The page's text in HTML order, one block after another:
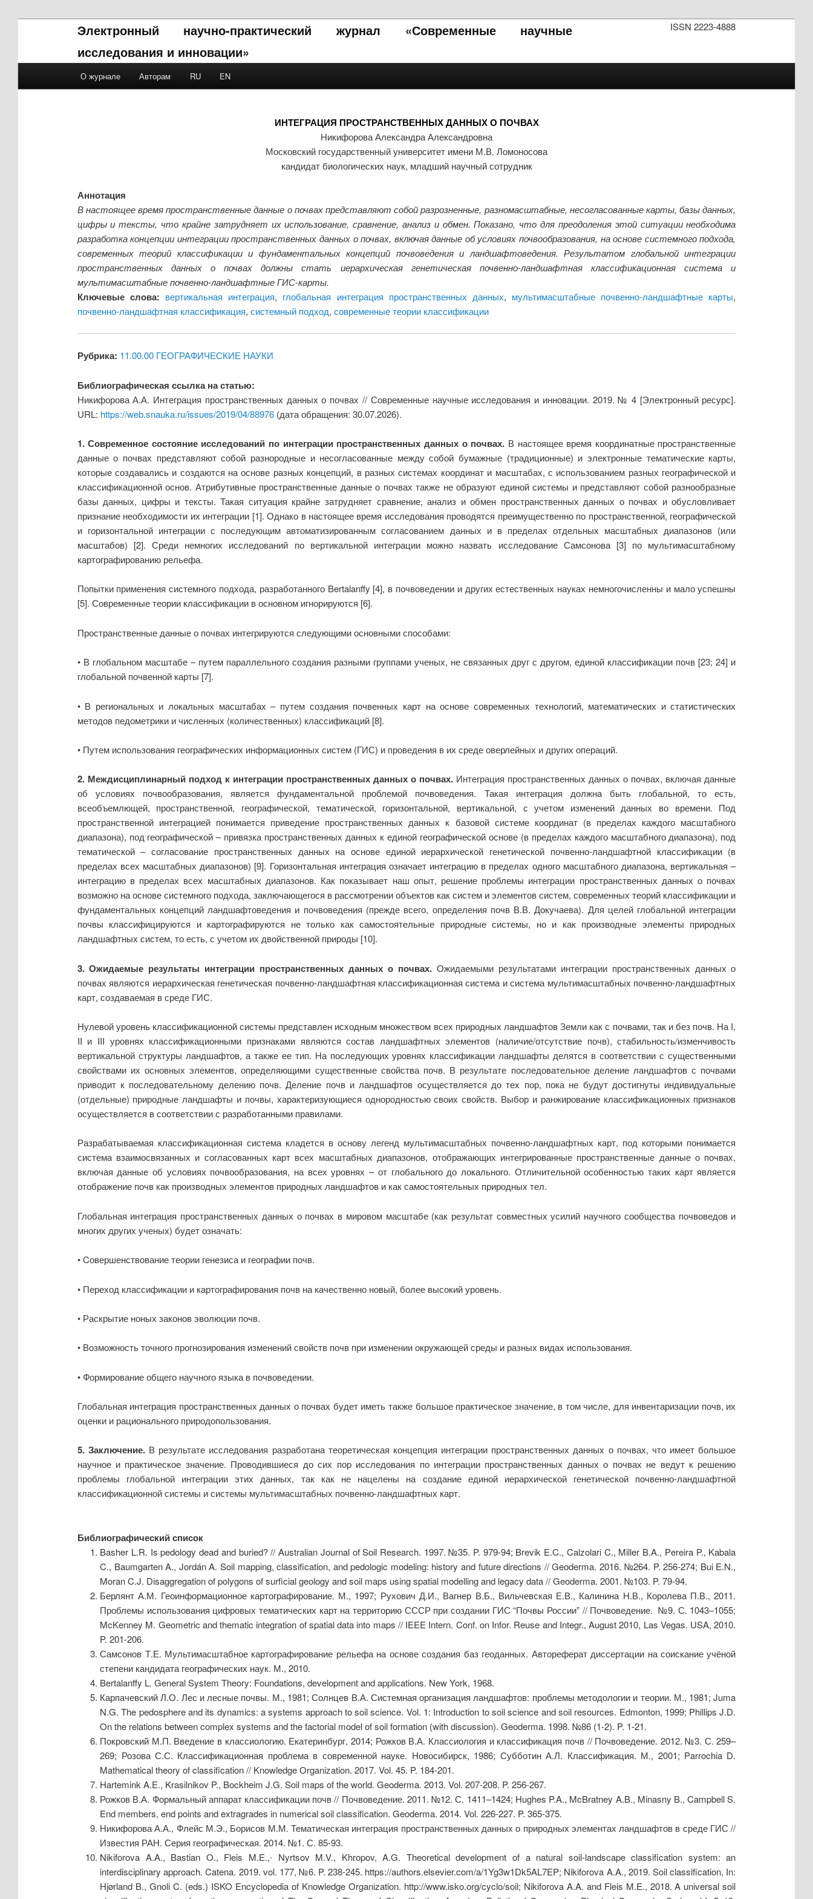
ISSN 2223-4888
Электронный научно-практический журнал «Современные научные
исследования и инновации»
Skip to primary content
Skip to secondary content
О журнале Авторам RU EN
ИНТЕГРАЦИЯ ПРОСТРАНСТВЕННЫХ ДАННЫХ О ПОЧВАХ
Никифорова Александра Александровна
Московский государственный университет имени М.В. Ломоносова
кандидат биологических наук, младший научный сотрудник
Аннотация
В настоящее время пространственные данные о почвах представляют собой разрозненные, разномасштабные, несогласованные карты, базы данных,
цифры и тексты, что крайне затрудняет их использование, сравнение, анализ и обмен. Показано, что для преодоления этой ситуации необходима
разработка концепции интеграции пространственных данных о почвах, включая данные об условиях почвообразования, на основе системного подхода,
современных теорий классификации и фундаментальных концепций почвоведения и ландшафтоведения. Результатом глобальной интеграции
пространственных данных о почвах должны стать иерархическая генетическая почвенно-ландшафтная классификационная система и
мультимасштабные почвенно-ландшафтные ГИС-карты.
Ключевые слова: вертикальная интеграция, глобальная интеграция пространственных данных, мультимасштабные почвенно-ландшафтные карты,
почвенно-ландшафтная классификация, системный подход, современные теории классификации
Рубрика: 11.00.00 ГЕОГРАФИЧЕСКИЕ НАУКИ
Библиографическая ссылка на статью:
Никифорова А.А. Интеграция пространственных данных о почвах // Современные научные исследования и инновации. 2019. № 4 [Электронный ресурс].
URL: https://web.snauka.ru/issues/2019/04/88976(дата обращения: 30.07.2026).
1. Современное состояние исследований по интеграции пространственных данных о почвах. В настоящее время координатные пространственные
данные о почвах представляют собой разнородные и несогласованные между собой бумажные (традиционные) и электронные тематические карты,
которые создавались и создаются на основе разных концепций, в разных системах координат и масштабах, с использованием разных географической и
классификационной основ. Атрибутивные пространственные данные о почвах также не образуют единой системы и представляют собой разнообразные
базы данных, цифры и тексты. Такая ситуация крайне затрудняет сравнение, анализ и обмен пространственных данных о почвах и обусловливает
признание необходимости их интеграции [1]. Однако в настоящее время исследования проводятся преимущественно по пространственной, географической
и горизонтальной интеграции с последующим автоматизированным согласованием данных и в пределах отдельных масштабных диапазонов (или
масштабов) [2]. Среди немногих исследований по вертикальной интеграции можно назвать исследование Самсонова [3] по мультимасштабному
картографированию рельефа.
Попытки применения системного подхода, разработанного Bertalanffy [4], в почвоведении и других естественных науках немногочисленны и мало успешны
[5]. Современные теории классификации в основном игнорируются [6].
Пространственные данные о почвах интегрируются следующими основными способами:
• В глобальном масштабе – путем параллельного создания разными группами ученых, не связанных друг с другом, единой классификации почв [23; 24] и
глобальной почвенной карты [7].
• В региональных и локальных масштабах – путем создания почвенных карт на основе современных технологий, математических и статистических
методов педометрики и численных (количественных) классификаций [8].
• Путем использования географических информационных систем (ГИС) и проведения в их среде оверлейных и других операций.
2. Междисциплинарный подход к интеграции пространственных данных о почвах. Интеграция пространственных данных о почвах, включая данные
об условиях почвообразования, является фундаментальной проблемой почвоведения. Такая интеграция должна быть глобальной, то есть,
всеобъемлющей, пространственной, географической, тематической, горизонтальной, вертикальной, с учетом изменений данных во времени. Под
пространственной интеграцией понимается приведение пространственных данных к базовой системе координат (в пределах каждого масштабного
диапазона), под географической – привязка пространственных данных к единой географической основе (в пределах каждого масштабного диапазона), под
тематической – согласование пространственных данных на основе единой иерархической генетической почвенно-ландшафтной классификации (в
пределах всех масштабных диапазонов) [9]. Горизонтальная интеграция означает интеграцию в пределах одного масштабного диапазона, вертикальная –
интеграцию в пределах всех масштабных диапазонов. Как показывает наш опыт, решение проблемы интеграции пространственных данных о почвах
возможно на основе системного подхода, заключающегося в рассмотрении объектов как систем и элементов систем, современных теорий классификации и
фундаментальных концепций ландшафтоведения и почвоведения (прежде всего, определения почв В.В. Докучаева). Для целей глобальной интеграции
почвы классифицируются и картографируются не только как самостоятельные природные системы, но и как производные элементы природных
ландшафтных систем, то есть, с учетом их двойственной природы [10].
3. Ожидаемые результаты интеграции пространственных данных о почвах. Ожидаемыми результатами интеграции пространственных данных о
почвах являются иерархическая генетическая почвенно-ландшафтная классификационная система и система мультимасштабных почвенно-ландшафтных
карт, создаваемая в среде ГИС.
Нулевой уровень классификационной системы представлен исходным множеством всех природных ландшафтов Земли как с почвами, так и без почв. На I,
II и III уровнях классификационными признаками являются состав ландшафтных элементов (наличие/отсутствие почв), стабильность/изменчивость
вертикальной структуры ландшафтов, а также ее тип. На последующих уровнях классификации ландшафты делятся в соответствии с существенными
свойствами их основных элементов, определяющими существенные свойства почв. В результате последовательное деление ландшафтов с почвами
приводит к последовательному делению почв. Деление почв и ландшафтов осуществляется до тех пор, пока не будут достигнуты индивидуальные
(отдельные) природные ландшафты и почвы, характеризующиеся однородностью своих свойств. Выбор и ранжирование классификационных признаков
осуществляется в соответствии с разработанными правилами.
Разрабатываемая классификационная система кладется в основу легенд мультимасштабных почвенно-ландшафтных карт, под которыми понимается
система взаимосвязанных и согласованных карт всех масштабных диапазонов, отображающих интегрированные пространственные данные о почвах,
включая данные об условиях почвообразования, на всех уровнях – от глобального до локального. Отличительной особенностью таких карт является
отображение почв как производных элементов природных ландшафтов и как самостоятельных природных тел.
Глобальная интеграция пространственных данных о почвах в мировом масштабе (как результат совместных усилий научного сообщества почвоведов и
многих других ученых) будет означать:
• Cовершенствование теории генезиса и географии почв.
• Переход классификации и картографирования почв на качественно новый, более высокий уровень.
• Раскрытие ноных законов эволюции почв.
• Возможность точного прогнозирования изменений свойств почв при изменении окружающей среды и разных видах использования.
• Формирование общего научного языка в почвоведении.
Глобальная интеграция пространственных данных о почвах будет иметь также большое практическое значение, в том числе, для инвентаризации почв, их
оценки и рационального природопользования.
5. Заключение. В результате исследования разработана теоретическая концепция интеграции пространственных данных о почвах, что имеет большое
научное и практическое значение. Проводившиеся до сих пор исследования по интеграции пространственных данных о почвах не ведут к решению
проблемы глобальной интеграции этих данных, так как не нацелены на создание единой иерархической генетической почвенно-ландшафтной
классификационной системы и системы мультимасштабных почвенно-ландшафтных карт.
Библиографический список
Basher L.R. Is pedology dead and buried? // Australian Journal of Soil Research. 1997. №35. P. 979-94; Brevik E.C., Calzolari C., Miller B.A., Pereira P., Kabala
C., Baumgarten A., Jordán A. Soil mapping, classification, and pedologic modeling: history and future directions // Geoderma. 2016. №264. P. 256-274; Bui E.N.,
Moran C.J. Disaggregation of polygons of surficial geology and soil maps using spatial modelling and legacy data // Geoderma. 2001. №103. P. 79-94.
Берлянт А.М. Геоинформационное картографирование. М., 1997; Рухович Д.И., Вагнер В.Б., Вильчевская Е.В., Калинина Н.В., Королева П.В., 2011.
Проблемы использования цифровых тематических карт на территорию СССР при создании ГИС “Почвы России” // Почвоведение. №9. С. 1043–1055;
McKenney M. Geometric and thematic integration of spatial data into maps // IEEE Intern. Conf. on Infor. Reuse and Integr., August 2010, Las Vegas. USA, 2010.
P. 201-206.
Самсонов Т.Е. Мультимасштабное картографирование рельефа на основе создания баз геоданных. Автореферат диссертации на соискание учёной
степени кандидата географических наук. М., 2010.
Bertalanffy L. General System Theory: Foundations, development and applications. New York, 1968.
Карпачевский Л.О. Лес и лесные почвы. М., 1981; Солнцев В.А. Системная организация ландшафтов: проблемы методологии и теории. М., 1981; Juma
N.G. The pedosphere and its dynamics: a systems approach to soil science. Vol. 1: Introduction to soil science and soil resources. Edmonton, 1999; Phillips J.D.
On the relations between complex systems and the factorial model of soil formation (with discussion). Geoderma. 1998. №86 (1-2). P. 1-21.
Покровский М.П. Введение в классиологию. Екатеринбург, 2014; Рожков В.А. Классиология и классификация почв // Почвоведение. 2012. №3. С. 259–
269; Розова С.С. Классификационная проблема в современной науке. Новосибирск, 1986; Субботин А.Л. Классификация. М., 2001; Parrochia D.
Mathematical theory of classification // Knowledge Organization. 2017. Vol. 45. P. 184-201.
Hartemink A.E., Krasilnikov P., Bockheim J.G. Soil maps of the world. Geoderma. 2013. Vol. 207-208. P. 256-267.
Рожков В.А. Формальный аппарат классификации почв // Почвоведение. 2011. №12. С. 1411–1424; Hughes P.A., McBratney A.B., Minasny B., Campbell S.
End members, end points and extragrades in numerical soil classification. Geoderma. 2014. Vol. 226-227. P. 365-375.
Никифорова А.А., Флейс М.Э., Борисов М.М. Тематическая интеграция пространственных данных о природных элементах ландшафтов в среде ГИС //
Известия РАН. Серия географическая. 2014. №1. С. 85-93.
Nikiforova A.A., Bastian O., Fleis M.E.,∙ Nyrtsov M.V., Khropov, A.G. Theoretical development of a natural soil-landscape classification system: an
interdisciplinary approach. Catena. 2019. vol. 177, №6. P. 238-245. https://authors.elsevier.com/a/1Yg3w1Dk5AL7EP; Nikiforova A.A., 2019. Soil classification, In:
Hjørland B., Gnoli C. (eds.) ISKO Encyclopedia of Knowledge Organization. http://www.isko.org/cyclo/soil; Nikiforova A.A. and Fleis M.E., 2018. A universal soil